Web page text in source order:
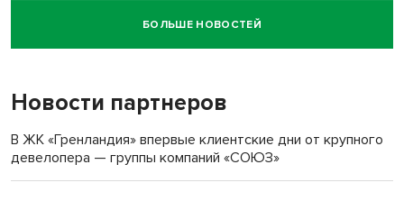
Новосибирский суд наказал водителя за смерть
пенсионерки на вокзале
БОЛЬШЕ НОВОСТЕЙ
Новости партнеров
В ЖК «Гренландия» впервые клиентские дни от крупного
девелопера — группы компаний «СОЮЗ»